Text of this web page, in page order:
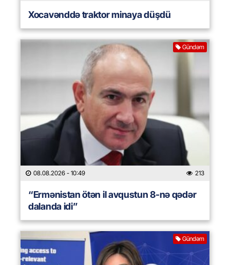
Xocavənddə traktor minaya düşdü
Gündəm
08.08.2026 - 10:49 213
“Ermənistan ötən il avqustun 8-nə qədər
dalanda idi”
Gündəm